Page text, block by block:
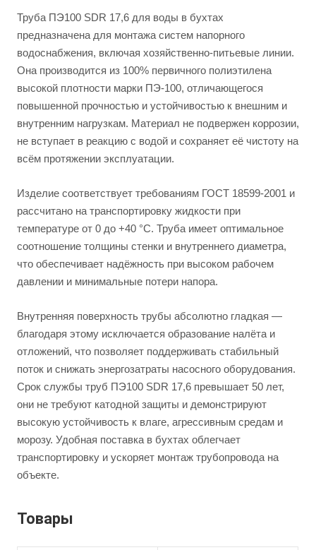
Труба ПЭ100 SDR 17,6 для воды в бухтах
предназначена для монтажа систем напорного
водоснабжения, включая хозяйственно-питьевые линии.
Она производится из 100% первичного полиэтилена
высокой плотности марки ПЭ-100, отличающегося
повышенной прочностью и устойчивостью к внешним и
внутренним нагрузкам. Материал не подвержен коррозии,
не вступает в реакцию с водой и сохраняет её чистоту на
всём протяжении эксплуатации.
Изделие соответствует требованиям ГОСТ 18599-2001 и
рассчитано на транспортировку жидкости при
температуре от 0 до +40 °C. Труба имеет оптимальное
соотношение толщины стенки и внутреннего диаметра,
что обеспечивает надёжность при высоком рабочем
давлении и минимальные потери напора.
Внутренняя поверхность трубы абсолютно гладкая —
благодаря этому исключается образование налёта и
отложений, что позволяет поддерживать стабильный
поток и снижать энергозатраты насосного оборудования.
Срок службы труб ПЭ100 SDR 17,6 превышает 50 лет,
они не требуют катодной защиты и демонстрируют
высокую устойчивость к влаге, агрессивным средам и
морозу. Удобная поставка в бухтах облегчает
транспортировку и ускоряет монтаж трубопровода на
объекте.
Товары